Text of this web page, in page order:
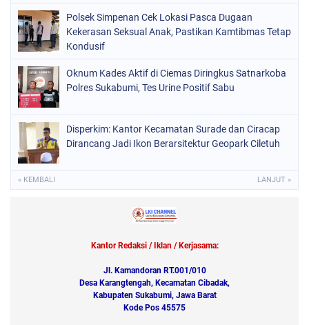
Polsek Simpenan Cek Lokasi Pasca Dugaan
Kekerasan Seksual Anak, Pastikan Kamtibmas Tetap
Kondusif
Oknum Kades Aktif di Ciemas Diringkus Satnarkoba
Polres Sukabumi, Tes Urine Positif Sabu
Disperkim: Kantor Kecamatan Surade dan Ciracap
Dirancang Jadi Ikon Berarsitektur Geopark Ciletuh
« KEMBALI LANJUT »
Kantor Redaksi / Iklan / Kerjasama:
Jl. Kamandoran RT.001/010
Desa Karangtengah, Kecamatan Cibadak,
Kabupaten Sukabumi, Jawa Barat
Kode Pos 45575